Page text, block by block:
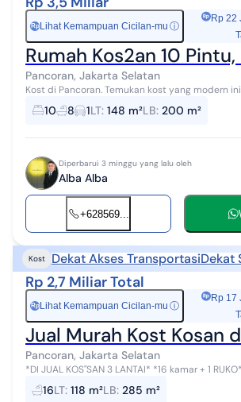
Rp Lihat Kemampuan Cicilan-mu ⓘ
Rp 22
Rumah Kos2an 10
Pancoran, Jakarta Selatan
Kost di Pancoran. Temukan kost yang modern ini, dijual menawarkan
lingkungan fasilitas yang lengkap, cocok untuk
menginginkan hunian am...
10 8 1LT: 148 m²LB: 200 m²
Diperbarui 3 minggu yang lalu oleh
Alba Alba
+628569...
Kost Dekat Akses TransportasiDekat
Rp 2,7 Miliar Total
Rp Lihat Kemampuan Cicilan-mu ⓘ
Rp 17
Jual Murah Kost Kosan
Pancoran, Jakarta Selatan
*DI JUAL KOS"SAN 3 LANTAI* *16 kamar + 1 RUKO* - LT 118 - fisik 93 -
LB 285 - akses pruis - shm on hand - income 19 juta / bulan - Lantai
2 dan...
16LT: 118 m²LB: 285 m²